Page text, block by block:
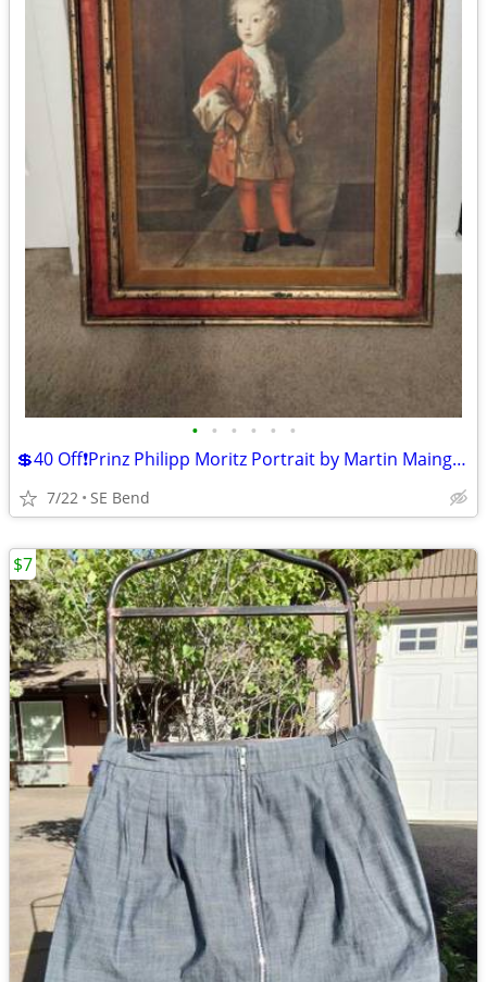
• • • • • •
💲40 Off❗Prinz Philipp Moritz Portrait by Martin Maingaud
7/22 SE Bend
$7